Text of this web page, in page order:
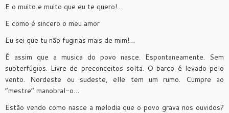
E o muito e muito que eu te quero!…
E como é sincero o meu amor
Eu sei que tu não fugirias mais de mim!…
É assim que a musica do povo nasce. Espontaneamente. Sem
subterfúgios. Livre de preconceitos solta. O barco é levado pelo
vento. Nordeste ou sudeste, elle tem um rumo. Cumpre ao
“mestre” manobral-o…
Estão vendo como nasce a melodia que o povo grava nos ouvidos?